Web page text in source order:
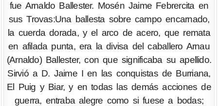
fue Arnaldo Ballester. Mosén Jaime Febrercita en
sus Trovas:Una ballesta sobre campo encarnado,
la cuerda dorada, y el arco de acero, que remata
en afilada punta, era la divisa del caballero Arnau
(Arnaldo) Ballester, con que significaba su apellido.
Sirvió a D. Jaime I en las conquistas de Burriana,
El Puig y Biar, y en todas las demás acciones de
guerra, entraba alegre como si fuese a bodas;